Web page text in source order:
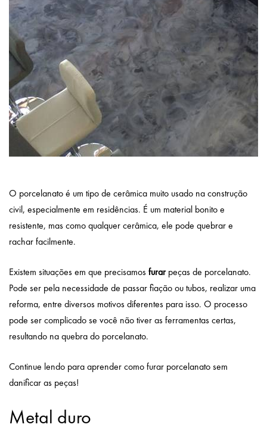
O porcelanato é um tipo de cerâmica muito usado na construção
civil, especialmente em residências. É um material bonito e
resistente, mas como qualquer cerâmica, ele pode quebrar e
rachar facilmente.
Existem situações em que precisamos furarpeças de porcelanato.
Pode ser pela necessidade de passar fiação ou tubos, realizar uma
reforma, entre diversos motivos diferentes para isso. O processo
pode ser complicado se você não tiver as ferramentas certas,
resultando na quebra do porcelanato.
Continue lendo para aprender como furar porcelanato sem
danificar as peças!
Metal duro